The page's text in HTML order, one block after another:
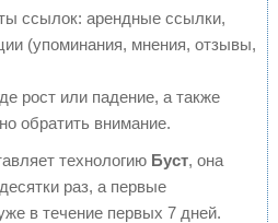
ссылок: арендные ссылки,
(упоминания, мнения, отзывы,
рост или падение, а также
обратить внимание.
технологию Буст, она
раз, а первые
в течение первых 7 дней.